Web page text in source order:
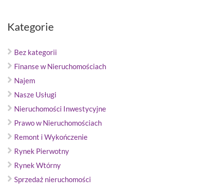
Kategorie
Bez kategorii
Finanse w Nieruchomościach
Najem
Nasze Usługi
Nieruchomości Inwestycyjne
Prawo w Nieruchomościach
Remont i Wykończenie
Rynek Pierwotny
Rynek Wtórny
Sprzedaż nieruchomości